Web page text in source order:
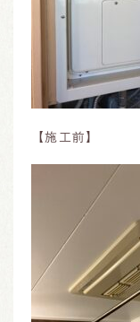
【施工前】